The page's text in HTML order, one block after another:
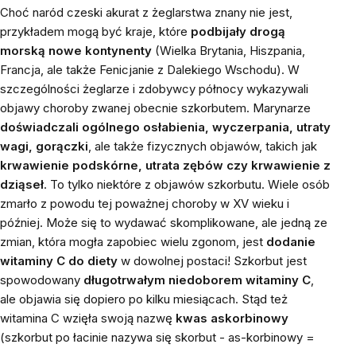
Choć naród czeski akurat z żeglarstwa znany nie jest,
przykładem mogą być kraje, które podbijały drogą
morską nowe kontynenty (Wielka Brytania, Hiszpania,
Francja, ale także Fenicjanie z Dalekiego Wschodu). W
szczególności żeglarze i zdobywcy północy wykazywali
objawy choroby zwanej obecnie szkorbutem. Marynarze
doświadczali ogólnego osłabienia, wyczerpania, utraty
wagi, gorączki, ale także fizycznych objawów, takich jak
krwawienie podskórne, utrata zębów czy krwawienie z
dziąseł. To tylko niektóre z objawów szkorbutu. Wiele osób
zmarło z powodu tej poważnej choroby w XV wieku i
później. Może się to wydawać skomplikowane, ale jedną ze
zmian, która mogła zapobiec wielu zgonom, jest dodanie
witaminy C do diety w dowolnej postaci! Szkorbut jest
spowodowany długotrwałym niedoborem witaminy C,
ale objawia się dopiero po kilku miesiącach. Stąd też
witamina C wzięła swoją nazwę kwas askorbinowy
(szkorbut po łacinie nazywa się skorbut - as-korbinowy =